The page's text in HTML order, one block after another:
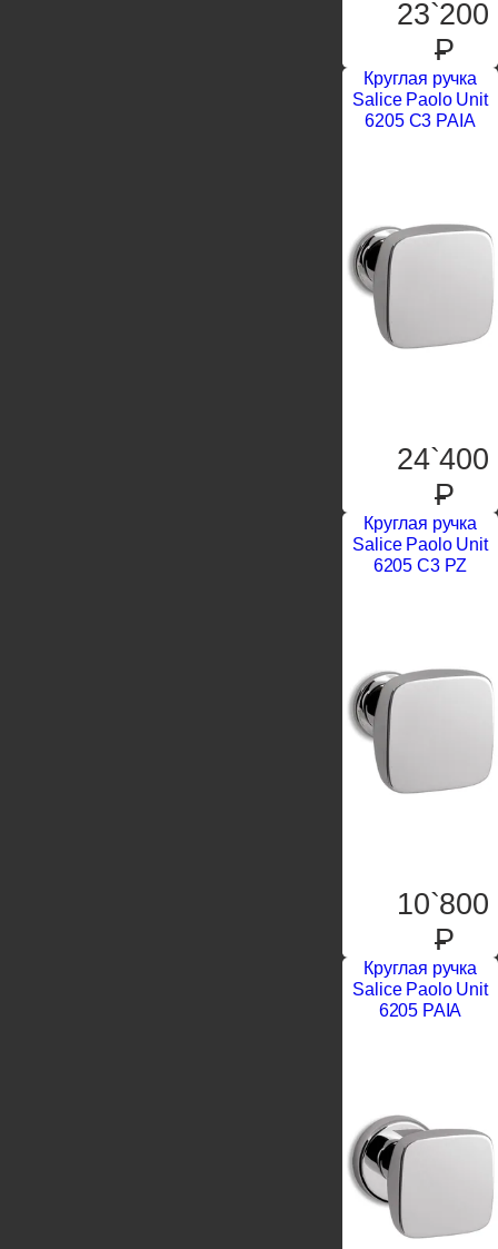
23`200
P
Круглая ручка
Salice Paolo Unit
6205 C3 PAIA
24`400
P
Круглая ручка
Salice Paolo Unit
6205 C3 PZ
10`800
P
Круглая ручка
Salice Paolo Unit
6205 PAIA